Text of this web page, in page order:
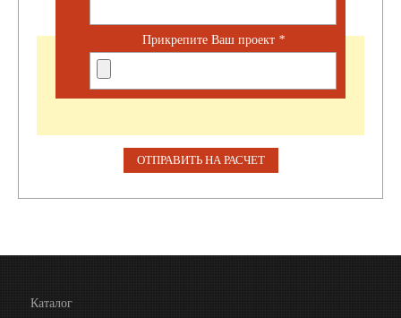
Прикрепите Ваш проект *
Каталог